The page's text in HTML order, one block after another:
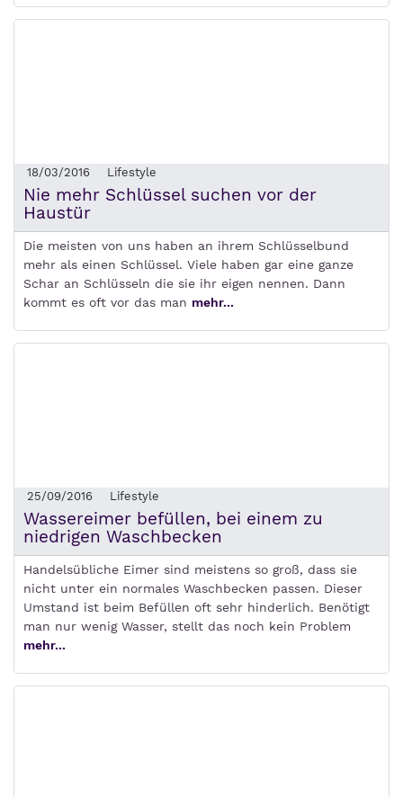
18/03/2016 Lifestyle
Nie mehr Schlüssel suchen vor der
Haustür
Die meisten von uns haben an ihrem Schlüsselbund
mehr als einen Schlüssel. Viele haben gar eine ganze
Schar an Schlüsseln die sie ihr eigen nennen. Dann
kommt es oft vor das man mehr...
25/09/2016 Lifestyle
Wassereimer befüllen, bei einem zu
niedrigen Waschbecken
Handelsübliche Eimer sind meistens so groß, dass sie
nicht unter ein normales Waschbecken passen. Dieser
Umstand ist beim Befüllen oft sehr hinderlich. Benötigt
man nur wenig Wasser, stellt das noch kein Problem
mehr...